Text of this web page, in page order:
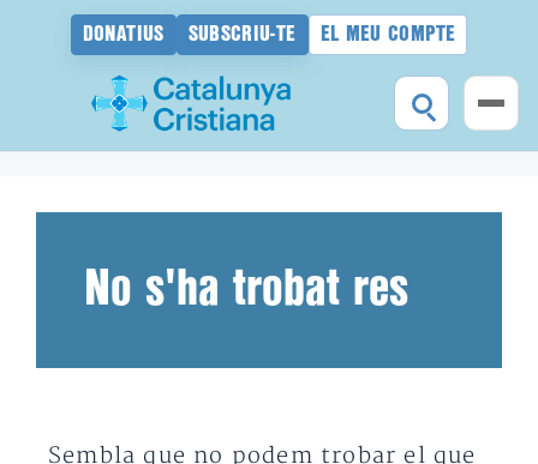
DONATIUS SUBSCRIU-TE EL MEU COMPTE
No s'ha trobat res
Sembla que no podem trobar el que